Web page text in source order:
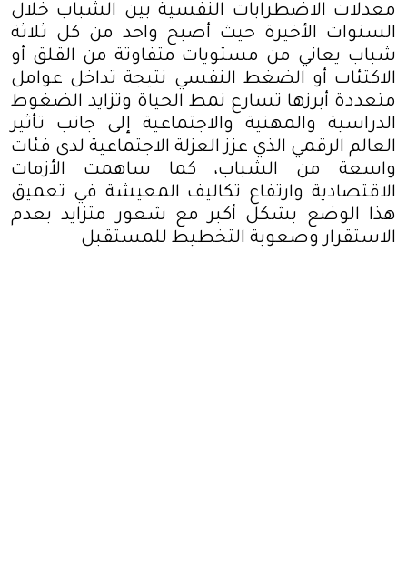
معدلات الاضطرابات النفسية بين الشباب خلال
السنوات الأخيرة حيث أصبح واحد من كل ثلاثة
شباب يعاني من مستويات متفاوتة من القلق أو
الاكتئاب أو الضغط النفسي نتيجة تداخل عوامل
متعددة أبرزها تسارع نمط الحياة وتزايد الضغوط
الدراسية والمهنية والاجتماعية إلى جانب تأثير
العالم الرقمي الذي عزز العزلة الاجتماعية لدى فئات
واسعة من الشباب، كما ساهمت الأزمات
الاقتصادية وارتفاع تكاليف المعيشة في تعميق
هذا الوضع بشكل أكبر مع شعور متزايد بعدم
الاستقرار وصعوبة التخطيط للمستقبل